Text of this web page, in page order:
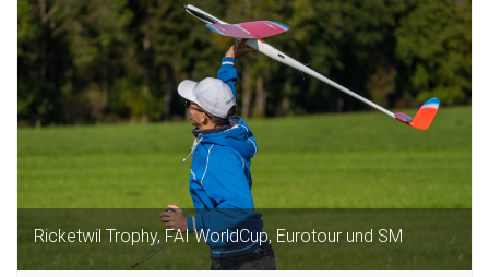
Ricketwil Trophy, FAI WorldCup, Eurotour und SM